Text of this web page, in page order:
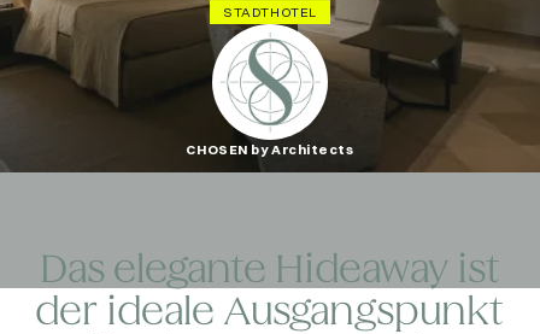
STADTHOTEL
CHOSEN by Architects
Das elegante Hideaway ist
der ideale Ausgangspunkt